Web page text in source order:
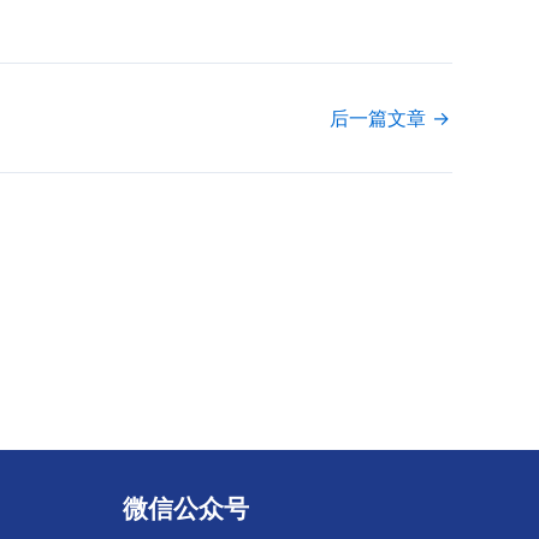
后一篇文章 →
微信公众号